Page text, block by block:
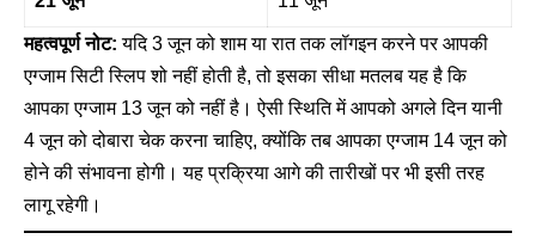
महत्वपूर्ण नोट: यदि 3 जून को शाम या रात तक लॉगइन करने पर आपकी
एग्जाम सिटी स्लिप शो नहीं होती है, तो इसका सीधा मतलब यह है कि
आपका एग्जाम 13 जून को नहीं है। ऐसी स्थिति में आपको अगले दिन यानी
4 जून को दोबारा चेक करना चाहिए, क्योंकि तब आपका एग्जाम 14 जून को
होने की संभावना होगी। यह प्रक्रिया आगे की तारीखों पर भी इसी तरह
लागू रहेगी।